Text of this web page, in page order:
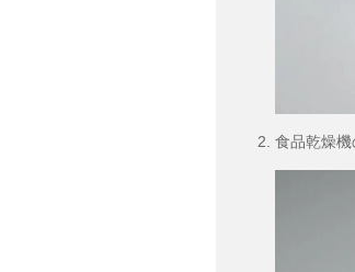
食品乾燥